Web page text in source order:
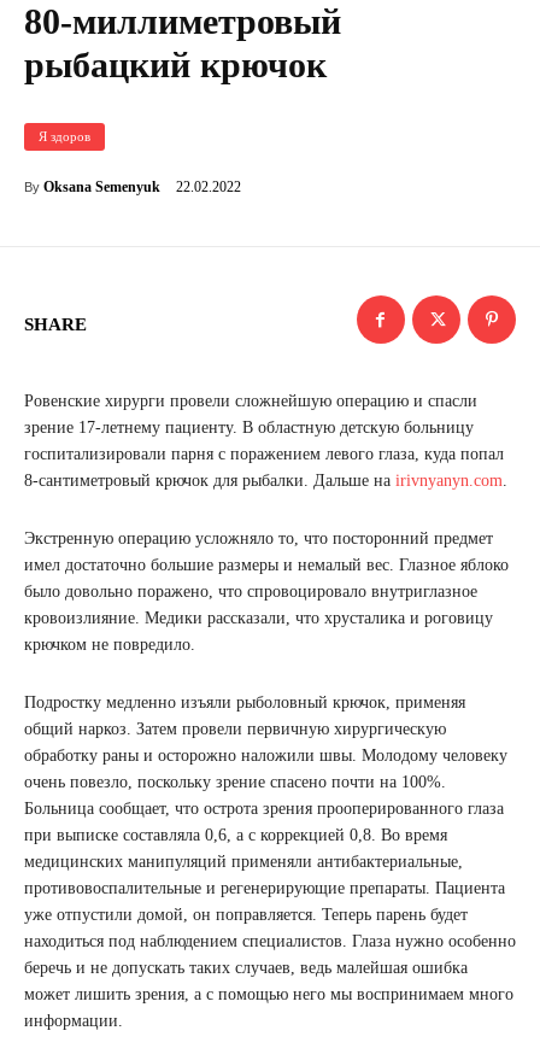
80-миллиметровый
рыбацкий крючок
Я здоров
By Oksana Semenyuk 22.02.2022
SHARE
Ровенские хирурги провели сложнейшую операцию и спасли
зрение 17-летнему пациенту. В областную детскую больницу
госпитализировали парня с поражением левого глаза, куда попал
8-сантиметровый крючок для рыбалки. Дальше на irivnyanyn.com.
Экстренную операцию усложняло то, что посторонний предмет
имел достаточно большие размеры и немалый вес. Глазное яблоко
было довольно поражено, что спровоцировало внутриглазное
кровоизлияние. Медики рассказали, что хрусталика и роговицу
крючком не повредило.
Подростку медленно изъяли рыболовный крючок, применяя
общий наркоз. Затем провели первичную хирургическую
обработку раны и осторожно наложили швы. Молодому человеку
очень повезло, поскольку зрение спасено почти на 100%.
Больница сообщает, что острота зрения прооперированного глаза
при выписке составляла 0,6, а с коррекцией 0,8. Во время
медицинских манипуляций применяли антибактериальные,
противовоспалительные и регенерирующие препараты. Пациента
уже отпустили домой, он поправляется. Теперь парень будет
находиться под наблюдением специалистов. Глаза нужно особенно
беречь и не допускать таких случаев, ведь малейшая ошибка
может лишить зрения, а с помощью него мы воспринимаем много
информации.